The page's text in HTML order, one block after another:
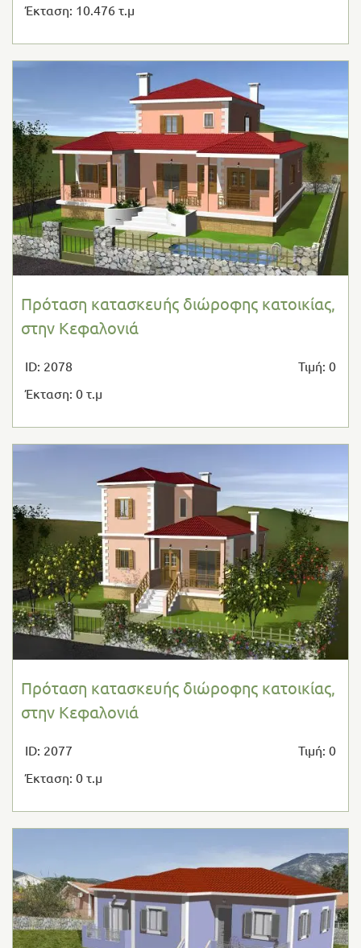
Έκταση: 10.476 τ.μ
Πρόταση κατασκευής διώροφης κατοικίας,
στην Κεφαλονιά
ID: 2078
Τιμή: 0
Έκταση: 0 τ.μ
Πρόταση κατασκευής διώροφης κατοικίας,
στην Κεφαλονιά
ID: 2077
Τιμή: 0
Έκταση: 0 τ.μ